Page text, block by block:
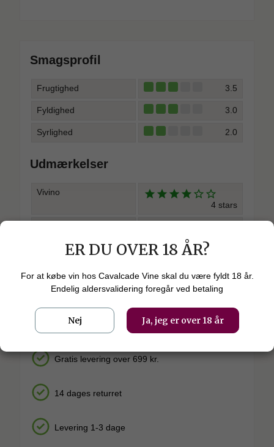
Smagsprofil
Frugtighed 3.5
Fyldighed 3.0
Syrlighed 2.0
Udmærkelser
Vivino star star star star star_outline star_outline
4 stars
James Suckling 90 points
star star star star star_outline
4 stars
Gratis levering over 699 kr.
14 dages returret
Levering 1-3 dage
ER DU OVER 18 ÅR?
For at købe vin hos Cavalcade Vine skal du være fyldt 18 år.
Endelig aldersvalidering foregår ved betaling
Nej Ja, jeg er over 18 år